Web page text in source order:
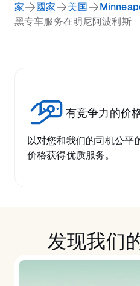
家 國家 美国
黑专车服务在明尼阿波利斯
有竞争力的价
以对您和我们的司机公平
价格获得优质服务。
发现我们